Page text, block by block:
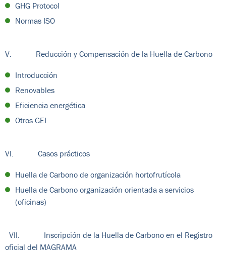
GHG Protocol
Normas ISO
V. Reducción y Compensación de la Huella de Carbono
Introducción
Renovables
Eficiencia energética
Otros GEI
VI. Casos prácticos
Huella de Carbono de organización hortofrutícola
Huella de Carbono organización orientada a servicios
(oficinas)
VII. Inscripción de la Huella de Carbono en el Registro
oficial del MAGRAMA